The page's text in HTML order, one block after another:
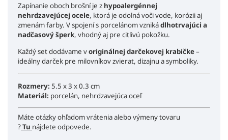
Zapínanie oboch brošní je z hypoalergénnej
nehrdzavejúcej ocele, ktorá je odolná voči vode, korózii aj
zmenám farby. V spojení s porcelánom vznikádlhotrvajúci a
nadčasový šperk, vhodný aj pre citlivú pokožku.
Každý set dodávame voriginálnej darčekovej krabičke–
ideálny darček pre milovníkov zvierat, dizajnu a symboliky.
Rozmery: 5.5 x 3 x 0.3 cm
Materiál: porcelán, nehrdzavejúca oceľ
Máte otázky ohľadom vrátenia alebo výmeny tovaru
?Tu nájdete odpovede.